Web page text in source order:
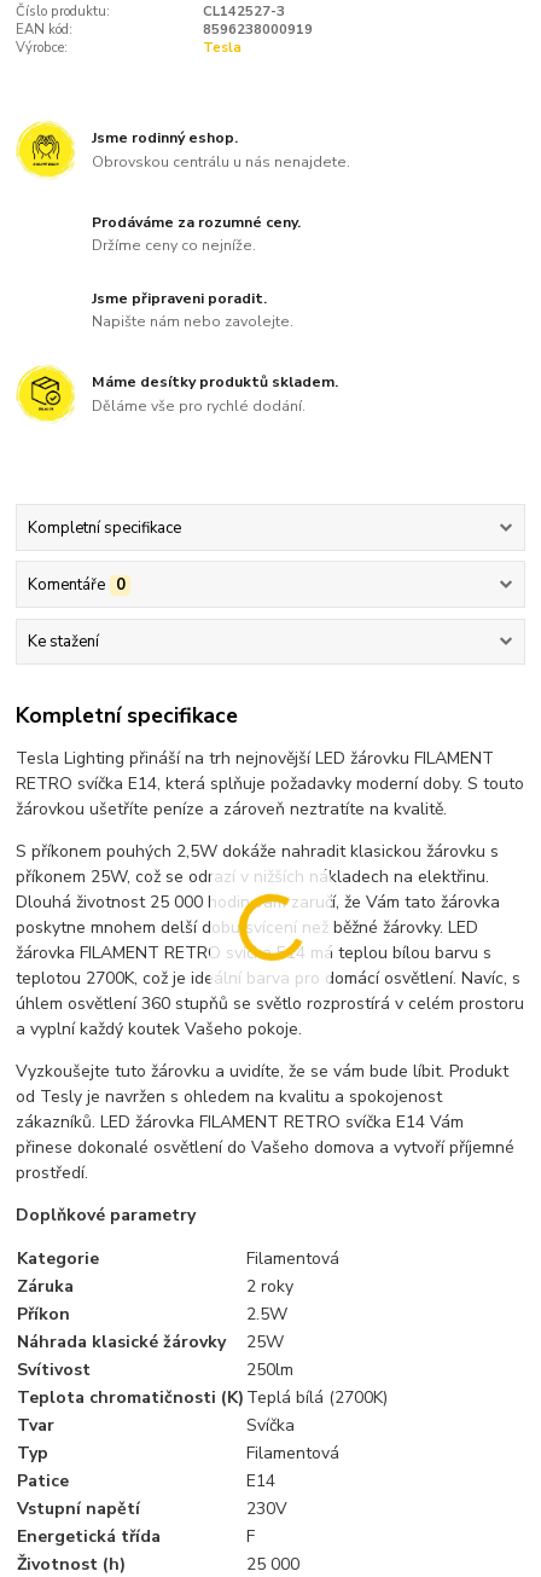
Číslo produktu:
CL142527-3
EAN kód:
8596238000919
Výrobce:
Tesla
Jsme rodinný eshop.
Obrovskou centrálu u nás nenajdete.
Prodáváme za rozumné ceny.
Držíme ceny co nejníže.
Jsme připraveni poradit.
Napište nám nebo zavolejte.
Máme desítky produktů skladem.
Děláme vše pro rychlé dodání.
Kompletní specifikace
Komentáře 0
Ke stažení
Kompletní specifikace
Tesla Lighting přináší na trh nejnovější LED žárovku FILAMENT
RETRO svíčka E14, která splňuje požadavky moderní doby. S touto
žárovkou ušetříte peníze a zároveň neztratíte na kvalitě.
S příkonem pouhých 2,5W dokáže nahradit klasickou žárovku s
příkonem 25W, což se odrazí v nižších nákladech na elektřinu.
Dlouhá životnost 25 000 hodin vám zaručí, že Vám tato žárovka
poskytne mnohem delší dobu svícení než běžné žárovky. LED
žárovka FILAMENT RETRO svíčka E14 má teplou bílou barvu s
teplotou 2700K, což je ideální barva pro domácí osvětlení. Navíc, s
úhlem osvětlení 360 stupňů se světlo rozprostírá v celém prostoru
a vyplní každý koutek Vašeho pokoje.
Vyzkoušejte tuto žárovku a uvidíte, že se vám bude líbit. Produkt
od Tesly je navržen s ohledem na kvalitu a spokojenost
zákazníků. LED žárovka FILAMENT RETRO svíčka E14 Vám
přinese dokonalé osvětlení do Vašeho domova a vytvoří příjemné
prostředí.
Doplňkové parametry
Kategorie
Filamentová
Záruka
2 roky
Příkon
2.5W
Náhrada klasické žárovky
25W
Svítivost
250lm
Teplota chromatičnosti (K) Teplá bílá (2700K)
Tvar
Svíčka
Typ
Filamentová
Patice
E14
Vstupní napětí
230V
Energetická třída
F
Životnost (h)
25 000